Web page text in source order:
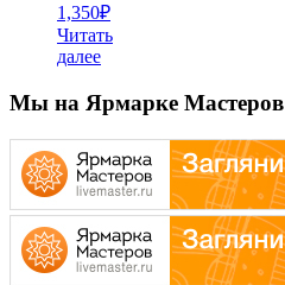
1,350₽
Читать
далее
Мы на Ярмарке Мастеров